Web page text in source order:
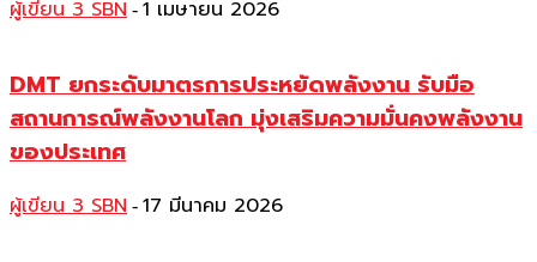
ผู้เขียน 3 SBN - 1 เมษายน 2026
DMT ยกระดับมาตรการประหยัดพลังงาน รับมือ
สถานการณ์พลังงานโลก มุ่งเสริมความมั่นคงพลังงาน
ของประเทศ
ผู้เขียน 3 SBN - 17 มีนาคม 2026